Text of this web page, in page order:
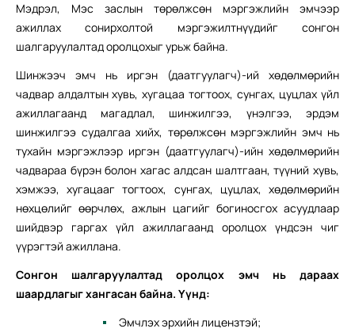
Мэдрэл, Мэс заслын төрөлжсөн мэргэжлийн эмчээр
ажиллах сонирхолтой мэргэжилтнүүдийг сонгон
шалгаруулалтад оролцохыг урьж байна.
Шинжээч эмч нь иргэн (даатгуулагч)-ий хөдөлмөрийн
чадвар алдалтын хувь, хугацаа тогтоох, сунгах, цуцлах үйл
ажиллагаанд магадлал, шинжилгээ, үнэлгээ, эрдэм
шинжилгээ судалгаа хийх, төрөлжсөн мэргэжлийн эмч нь
тухайн мэргэжлээр иргэн (даатгуулагч)-ийн хөдөлмөрийн
чадвараа бүрэн болон хагас алдсан шалтгаан, түүний хувь,
хэмжээ, хугацааг тогтоох, сунгах, цуцлах, хөдөлмөрийн
нөхцөлийг өөрчлөх, ажлын цагийг богиносгох асуудлаар
шийдвэр гаргах үйл ажиллагаанд оролцох үндсэн чиг
үүрэгтэй ажиллана.
Сонгон шалгаруулалтад оролцох эмч нь дараах
шаардлагыг хангасан байна. Үүнд:
Эмчлэх эрхийн лицензтэй;